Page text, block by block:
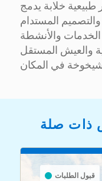
خلابة يدمج
المستدام
والأنشطة
والعيش المستقل
ذات صلة
قبول الطلبات